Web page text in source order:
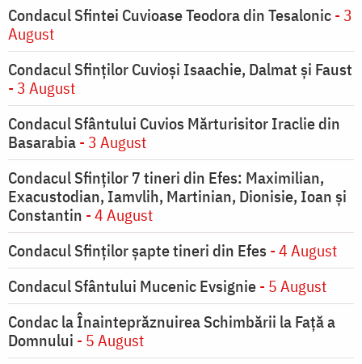
Condacul Sfintei Cuvioase Teodora din Tesalonic- 3
August
Condacul Sfinţilor Cuvioşi Isaachie, Dalmat şi Faust
- 3 August
Condacul Sfântului Cuvios Mărturisitor Iraclie din
Basarabia- 3 August
Condacul Sfinţilor 7 tineri din Efes: Maximilian,
Exacustodian, Iamvlih, Martinian, Dionisie, Ioan şi
Constantin - 4 August
Condacul Sfinţilor şapte tineri din Efes - 4 August
Condacul Sfântului Mucenic Evsignie- 5 August
Condac la Înainteprăznuirea Schimbării la Faţă a
Domnului - 5 August